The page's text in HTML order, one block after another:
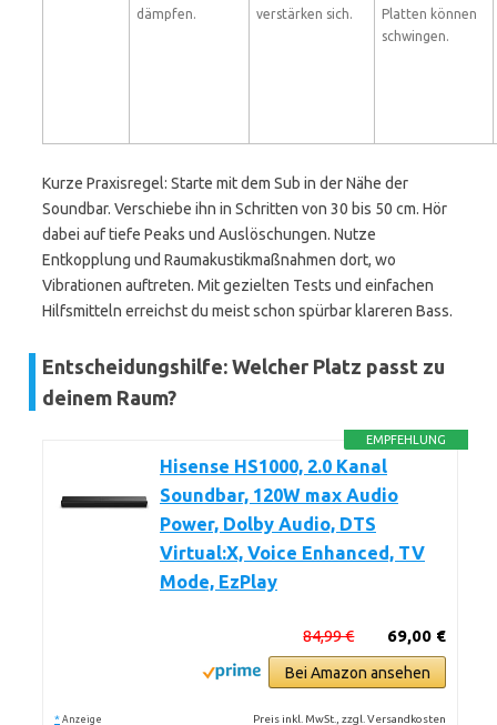
dämpfen.
verstärken sich.
Platten können
schwingen.
Kurze Praxisregel: Starte mit dem Sub in der Nähe der
Soundbar. Verschiebe ihn in Schritten von 30 bis 50 cm. Hör
dabei auf tiefe Peaks und Auslöschungen. Nutze
Entkopplung und Raumakustikmaßnahmen dort, wo
Vibrationen auftreten. Mit gezielten Tests und einfachen
Hilfsmitteln erreichst du meist schon spürbar klareren Bass.
Entscheidungshilfe: Welcher Platz passt zu
deinem Raum?
EMPFEHLUNG
Hisense HS1000, 2.0 Kanal
Soundbar, 120W max Audio
Power, Dolby Audio, DTS
Virtual:X, Voice Enhanced, TV
Mode, EzPlay
69,00 €
84,99 €
Bei Amazon ansehen
* Anzeige Preis inkl. MwSt., zzgl. Versandkosten